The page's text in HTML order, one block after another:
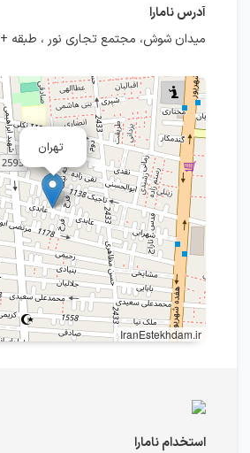
آدرس نامارا
ميدان شوش، مجتمع تجاری نور ، طبقه +۱,پلاک ۴۴۱
تهران
IranEstekhdam.ir
استخدام نامارا